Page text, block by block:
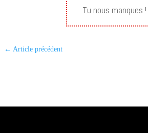
Tu nous manques
← Article précédent